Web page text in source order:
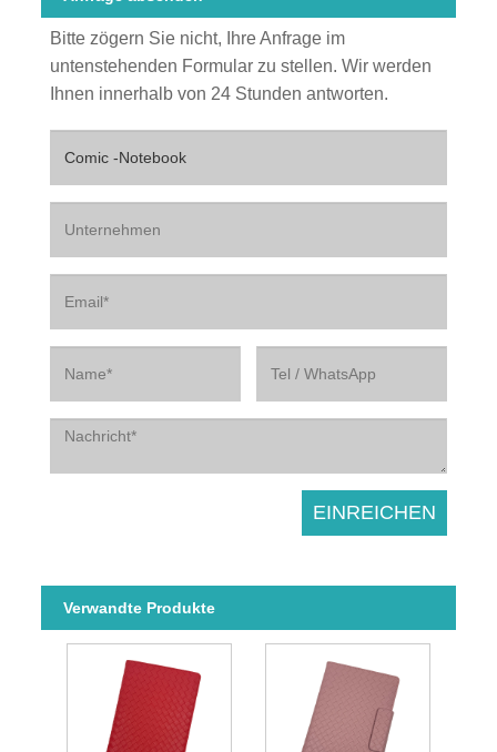
Bitte zögern Sie nicht, Ihre Anfrage im
untenstehenden Formular zu stellen. Wir werden
Ihnen innerhalb von 24 Stunden antworten.
Verwandte Produkte